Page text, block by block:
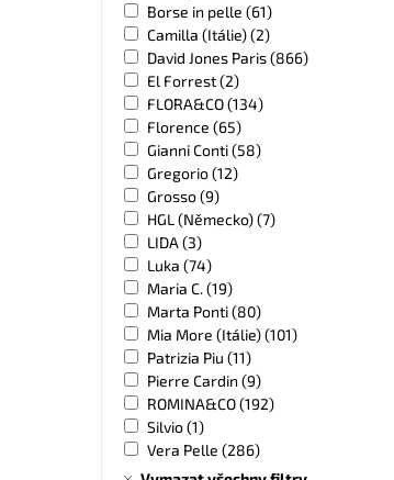
Borse in pelle (61)
Camilla (Itálie)(2)
David Jones Paris(866)
El Forrest(2)
FLORA&CO(134)
Florence (65)
Gianni Conti(58)
Gregorio(12)
Grosso(9)
HGL (Německo)(7)
LIDA (3)
Luka (74)
Maria C.(19)
Marta Ponti(80)
Mia More (Itálie)(101)
Patrizia Piu (11)
Pierre Cardin (9)
ROMINA&CO(192)
Silvio(1)
Vera Pelle (286)